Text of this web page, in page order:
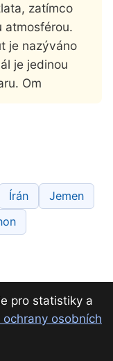
zatímco
atmosférou.
je nazýváno
je jedinou
Om
Írán
Jemen
pro statistiky a
osobních